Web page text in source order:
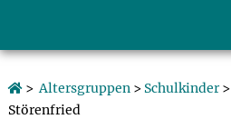
>Altersgruppen> Schulkinder>
Störenfried